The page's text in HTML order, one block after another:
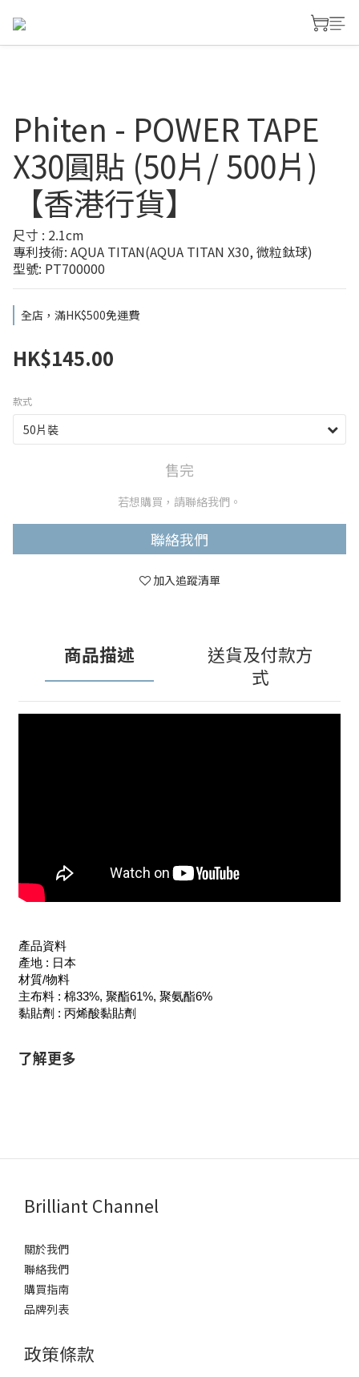
Phiten - POWER TAPE
X30圓貼 (50片/ 500片)
【香港行貨】
尺寸 : 2.1cm
專利技術: AQUA TITAN(AQUA TITAN X30, 微粒鈦球)
型號: PT700000
全店，滿HK$500免運費
HK$145.00
款式
售完
若想購買，請聯絡我們。
聯絡我們
加入追蹤清單
商品描述
送貨及付款方
式
產品資料
產地 : 日本
材質/物料
主布料 : 棉33%, 聚酯61%, 聚氨酯6%
黏貼劑 : 丙烯酸黏貼劑
了解更多
Brilliant Channel
關於我們
聯絡我們
購買指南
品牌列表
政策條款